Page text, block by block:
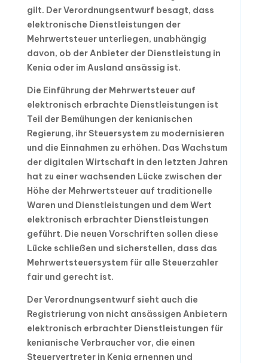
gilt. Der Verordnungsentwurf besagt, dass
elektronische Dienstleistungen der
Mehrwertsteuer unterliegen, unabhängig
davon, ob der Anbieter der Dienstleistung in
Kenia oder im Ausland ansässig ist.
Die Einführung der Mehrwertsteuer auf
elektronisch erbrachte Dienstleistungen ist
Teil der Bemühungen der kenianischen
Regierung, ihr Steuersystem zu modernisieren
und die Einnahmen zu erhöhen. Das Wachstum
der digitalen Wirtschaft in den letzten Jahren
hat zu einer wachsenden Lücke zwischen der
Höhe der Mehrwertsteuer auf traditionelle
Waren und Dienstleistungen und dem Wert
elektronisch erbrachter Dienstleistungen
geführt. Die neuen Vorschriften sollen diese
Lücke schließen und sicherstellen, dass das
Mehrwertsteuersystem für alle Steuerzahler
fair und gerecht ist.
Der Verordnungsentwurf sieht auch die
Registrierung von nicht ansässigen Anbietern
elektronisch erbrachter Dienstleistungen für
kenianische Verbraucher vor, die einen
Steuervertreter in Kenia ernennen und